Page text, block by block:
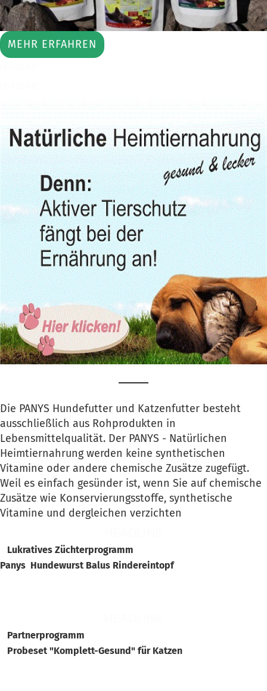
MEHR ERFAHREN
Die PANYS Hundefutter und Katzenfutter besteht
ausschließlich aus Rohprodukten in
Lebensmittelqualität. Der PANYS - Natürlichen
Heimtiernahrung werden keine synthetischen
Vitamine oder andere chemische Zusätze zugefügt.
Weil es einfach gesünder ist, wenn Sie auf chemische
Zusätze wie Konservierungsstoffe, synthetische
Vitamine und dergleichen verzichten
Lukratives Züchterprogramm
Panys Hundewurst Balus Rindereintopf
Partnerprogramm
Probeset "Komplett-Gesund" für Katzen